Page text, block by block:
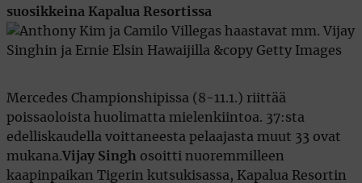
suosikkeina Kapalua Resortissa
Mercedes Championshipissa (8-11.1.) riittää
poissaoloista huolimatta mielenkiintoa. 37:sta
edelliskaudella voittaneesta pelaajasta muut 33 ovat
mukana.Vijay Singh osoitti nuoremmilleen
kaapinpaikan Tigerin kutsukisassa, Kapalua Resortin